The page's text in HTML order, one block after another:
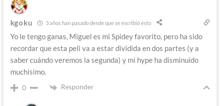
kgoku 3 años han pasado desde que se escribió esto
Yo le tengo ganas, Miguel es mi Spidey favorito, pero ha sido
recordar que esta peli va a estar dividida en dos partes (y a
saber cuándo veremos la segunda) y mi hype ha disminuído
muchísimo.
0 Responder